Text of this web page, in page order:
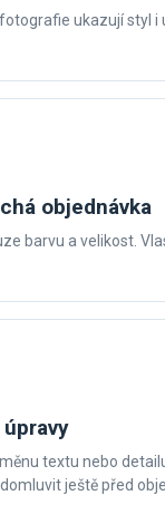
ukazují styl i
objednávka
barvu a velikost.
textu nebo
ještě před